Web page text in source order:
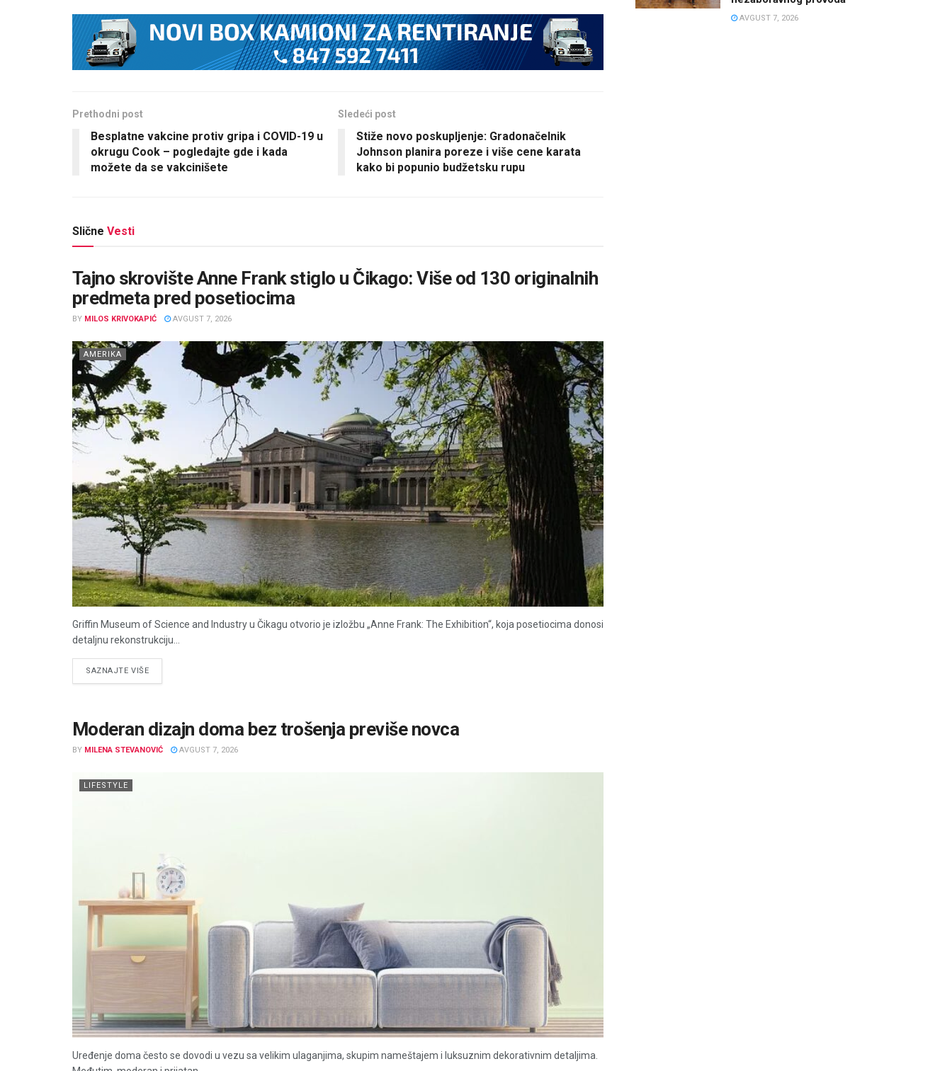
Prethodni post
Besplatne vakcine protiv gripa i COVID-19 u
okrugu Cook – pogledajte gde i kada
možete da se vakcinišete
Sledeći post
Stiže novo poskupljenje: Gradonačelnik
Johnson planira poreze i više cene karata
kako bi popunio budžetsku rupu
Slične Vesti
Tajno skrovište Anne Frank stiglo u Čikago: Više od 130 originalnih
predmeta pred posetiocima
BY MILOS KRIVOKAPIĆ AVGUST 7, 2026
AMERIKA
Griffin Museum of Science and Industry u Čikagu otvorio je izložbu „Anne Frank: The Exhibition“, koja posetiocima donosi
detaljnu rekonstrukciju...
SAZNAJTE VIŠEDETAILS
Moderan dizajn doma bez trošenja previše novca
BY MILENA STEVANOVIĆ AVGUST 7, 2026
LIFESTYLE
Uređenje doma često se dovodi u vezu sa velikim ulaganjima, skupim nameštajem i luksuznim dekorativnim detaljima.
AVGUST 7, 2026